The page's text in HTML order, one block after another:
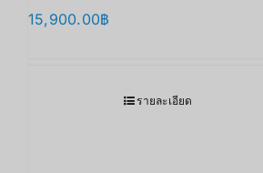
15,900.00฿
รายละเอียด